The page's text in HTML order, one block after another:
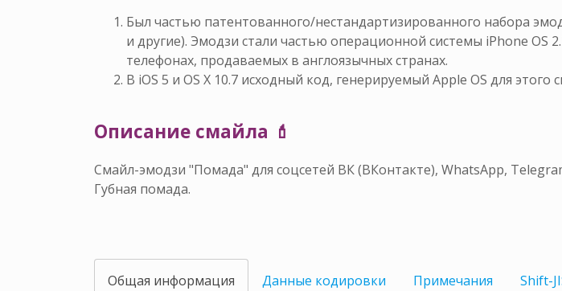
Был частью патентованного/нестандартизированного набора
и другие). Эмодзи стали частью операционной системы iPhone OS
телефонах, продаваемых в англоязычных странах.
В iOS 5 и OS X 10.7 исходный код, генерируемый Apple OS для этого
Описание смайла 💄
Смайл-эмодзи "Помада" для соцсетей ВК (ВКонтакте), WhatsApp,
Губная помада.
Общая информация Данные кодировки Примечания Shift-